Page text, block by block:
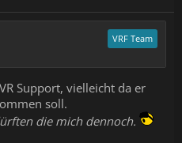
VRF Team
Support, vielleicht da er
soll.
die mich dennoch.